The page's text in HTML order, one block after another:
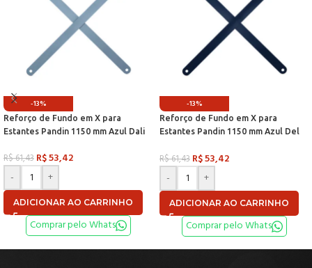
-13%
Reforço de Fundo em X para
Estantes Pandin 1150 mm Azul Dali
R$61,43 R$53,42
-
+
ADICIONAR AO CARRINHO
Comprar pelo Whats
-13%
Reforço de Fundo em X para
Estantes Pandin 1150 mm Azul Del
R$61,43 R$53,42
-
+
ADICIONAR AO CARRINHO
Comprar pelo Whats